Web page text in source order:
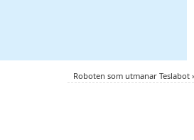
Roboten som utmanar Teslabot